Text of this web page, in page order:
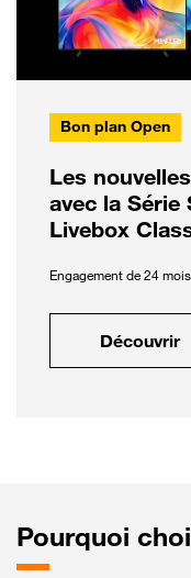
Bon plan Open
Les nouvelles
avec la Série
Livebox
Engagement de 24
Découvrir
Pourquoi